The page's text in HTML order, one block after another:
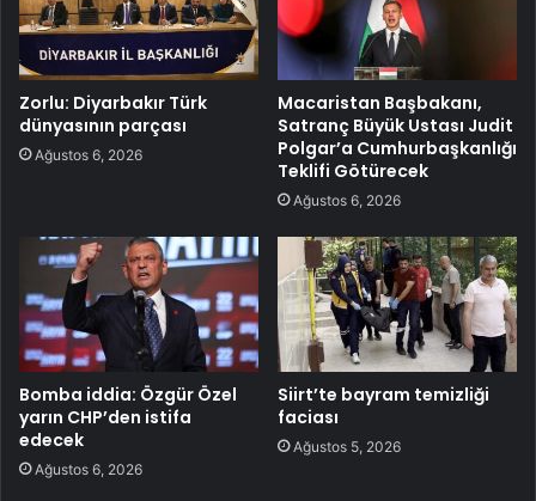
Zorlu: Diyarbakır Türk
dünyasının parçası
Ağustos 6, 2026
Macaristan Başbakanı,
Satranç Büyük Ustası Judit
Polgar’a Cumhurbaşkanlığı
Teklifi Götürecek
Ağustos 6, 2026
Bomba iddia: Özgür Özel
yarın CHP’den istifa
edecek
Ağustos 6, 2026
Siirt’te bayram temizliği
faciası
Ağustos 5, 2026